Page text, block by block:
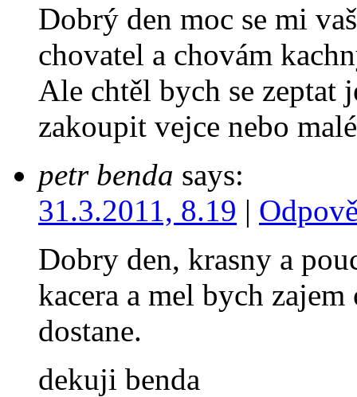
Dobrý den moc se mi
chovatel a chovám
Ale chtěl bych se zeptat
zakoupit vejce nebo
petr benda says:
31.3.2011, 8.19 |
Dobry den, krasny a
kacera a mel bych
dostane.
dekuji benda